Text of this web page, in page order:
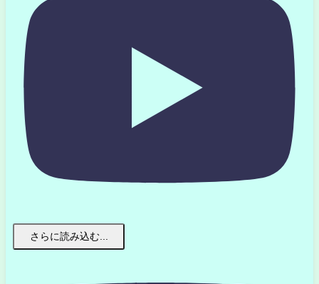
さらに読み込む...